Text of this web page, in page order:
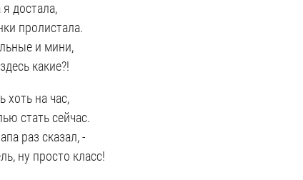
достала,
пролистала.
и мини,
какие?!
хоть на час,
стать сейчас.
раз сказал, -
ну просто класс!